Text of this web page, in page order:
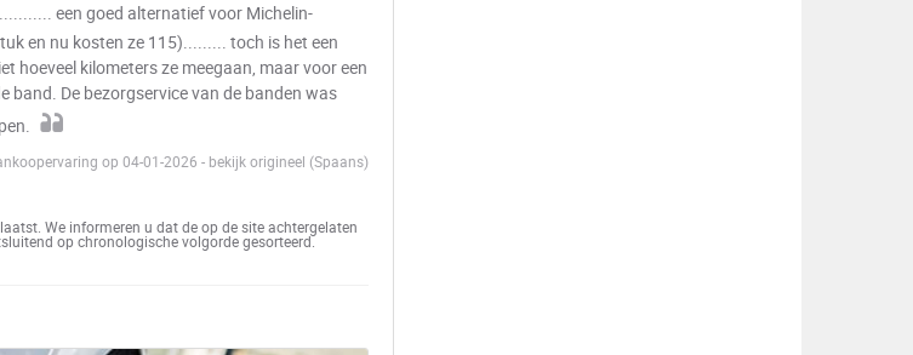
een goed alternatief voor Michelin-
en nu kosten ze 115)......... toch is het een
hoeveel kilometers ze meegaan, maar voor een
band. De bezorgservice van de banden was
op 04-01-2026 - bekijk origineel (Spaans)
We informeren u dat de op de site achtergelaten
op chronologische volgorde gesorteerd.